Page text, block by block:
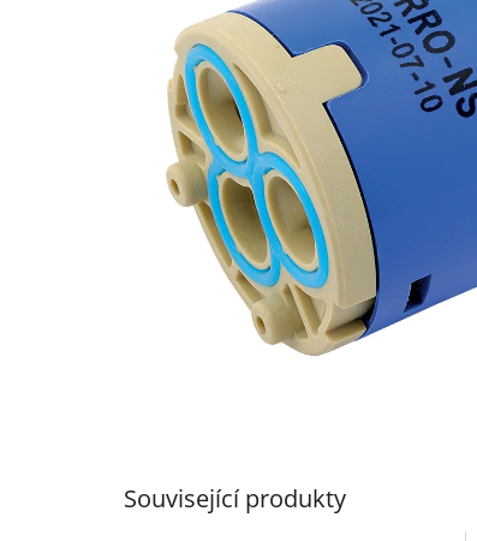
hvězdiček.
Související produkty